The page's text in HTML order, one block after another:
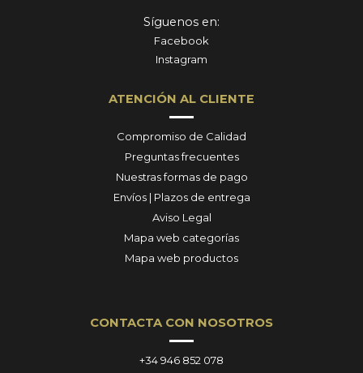
Síguenos en:
Facebook
Instagram
ATENCIÓN AL CLIENTE
Compromiso de Calidad
Preguntas frecuentes
Nuestras formas de pago
Envíos | Plazos de entrega
Aviso Legal
Mapa web categorías
Mapa web productos
CONTACTA CON NOSOTROS
+34 946 852 078